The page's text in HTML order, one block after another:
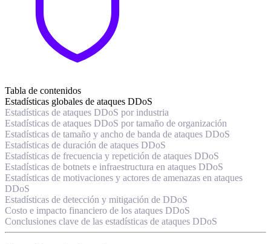
Tabla de contenidos
Estadísticas globales de ataques DDoS
Estadísticas de ataques DDoS por industria
Estadísticas de ataques DDoS por tamaño de organización
Estadísticas de tamaño y ancho de banda de ataques DDoS
Estadísticas de duración de ataques DDoS
Estadísticas de frecuencia y repetición de ataques DDoS
Estadísticas de botnets e infraestructura en ataques DDoS
Estadísticas de motivaciones y actores de amenazas en ataques
DDoS
Estadísticas de detección y mitigación de DDoS
Costo e impacto financiero de los ataques DDoS
Conclusiones clave de las estadísticas de ataques DDoS